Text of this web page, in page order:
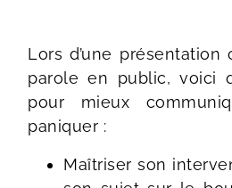
Lors d’une présentation
parole en public, voici
pour mieux
paniquer :
Maîtriser son